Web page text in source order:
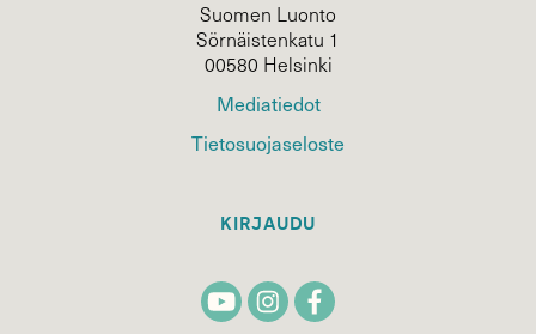
Suomen Luonto
Sörnäistenkatu 1
00580 Helsinki
Mediatiedot
Tietosuojaseloste
KIRJAUDU